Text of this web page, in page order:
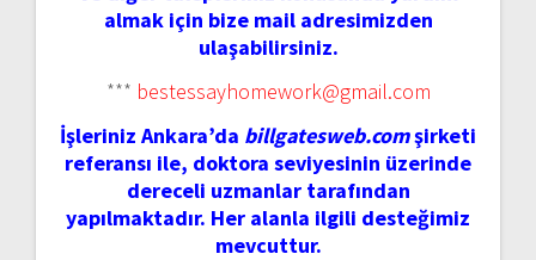
almak için bize mail adresimizden
ulaşabilirsiniz.
*** bestessayhomework@gmail.com
İşleriniz Ankara’da billgatesweb.comşirketi
referansı ile, doktora seviyesinin üzerinde
dereceli uzmanlar tarafından
yapılmaktadır. Her alanla ilgili desteğimiz
mevcuttur.